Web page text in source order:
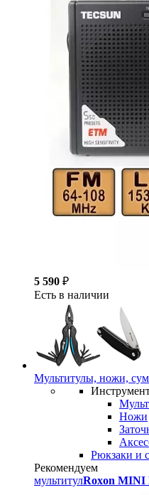
5 590 ₽
Есть в наличии
Мультитулы, ножи,
Ножи
Рюкзаки и
Рекомендуем
мультитулRoxon MINI